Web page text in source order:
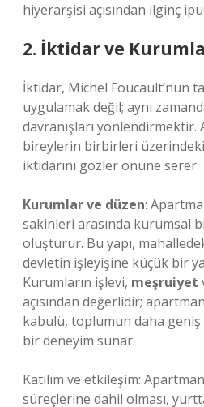
hiyerarşisi açısından ilginç
2. İktidar ve
İktidar, Michel Foucault’nun
uygulamak değil; aynı
davranışları
bireylerin birbirleri üzerindeki
iktidarını gözler önüne serer.
Kurumlar ve düzen:
sakinleri arasında kurumsal
oluşturur. Bu yapı,
devletin işleyişine küçük bir
Kurumların işlevi, meşruiyet
açısından değerlidir;
kabulü, toplumun daha geniş
bir deneyim sunar.
Katılım ve etkileşim:
süreçlerine dahil olması,